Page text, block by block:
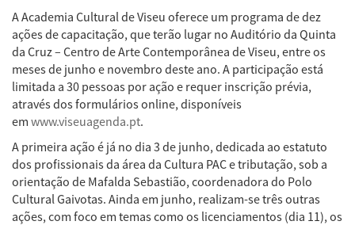
A Academia Cultural de Viseu oferece um programa de dez
ações de capacitação, que terão lugar no Auditório da Quinta
da Cruz – Centro de Arte Contemporânea de Viseu, entre os
meses de junho e novembro deste ano. A participação está
limitada a 30 pessoas por ação e requer inscrição prévia,
através dos formulários online, disponíveis
em www.viseuagenda.pt.
A primeira ação é já no dia 3 de junho, dedicada ao estatuto
dos profissionais da área da Cultura PAC e tributação, sob a
orientação de Mafalda Sebastião, coordenadora do Polo
Cultural Gaivotas. Ainda em junho, realizam-se três outras
ações, com foco em temas como os licenciamentos (dia 11), os